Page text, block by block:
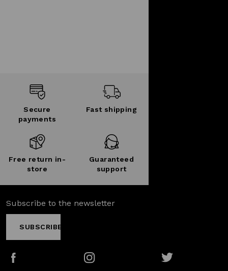
Secure
payments
Fast shipping
Free return in-
store
Guaranteed
support
Subscribe to the newsletter
SUBSCRIBE